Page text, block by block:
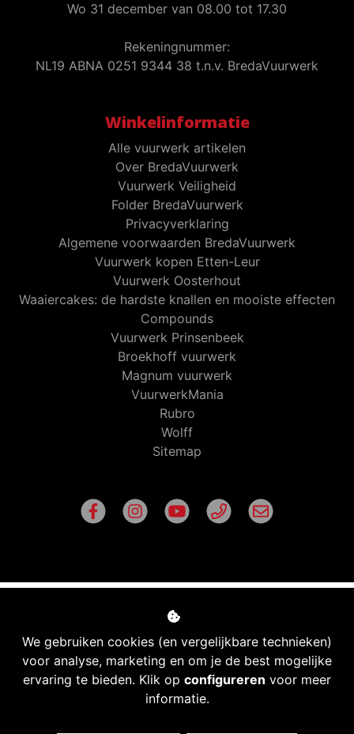
We gebruiken cookies (en vergelijkbare technieken)
voor analyse, marketing en om je de best mogelijke
ervaring te bieden. Klik op configureren voor meer
informatie.
Wo 31 december van 08.00 tot 17.30
Rekeningnummer:
NL19 ABNA 0251 9344 38 t.n.v. BredaVuurwerk
Winkelinformatie
Alle vuurwerk artikelen
Over BredaVuurwerk
Vuurwerk Veiligheid
Folder BredaVuurwerk
Privacyverklaring
Algemene voorwaarden BredaVuurwerk
Vuurwerk kopen Etten-Leur
Vuurwerk Oosterhout
Waaiercakes: de hardste knallen en mooiste effecten
Compounds
Vuurwerk Prinsenbeek
Broekhoff vuurwerk
Magnum vuurwerk
VuurwerkMania
Rubro
Wolff
Sitemap